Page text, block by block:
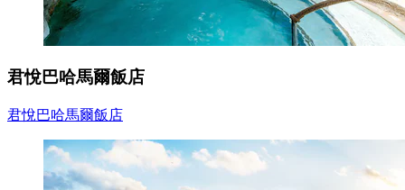
君悅巴哈馬爾飯店
君悅巴哈馬爾飯店